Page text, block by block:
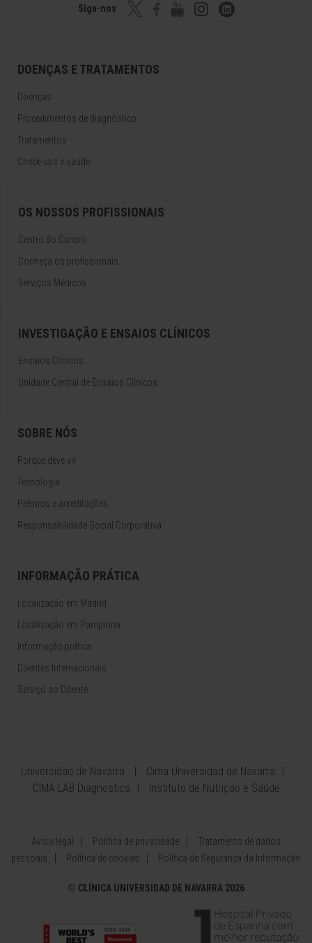
Siga-nos
DOENÇAS E TRATAMENTOS
Doenças
Procedimentos de diagnóstico
Tratamentos
Check-ups e saúde
OS NOSSOS PROFISSIONAIS
Centro do Cancro
Conheça os profissionais
Serviços Médicos
INVESTIGAÇÃO E ENSAIOS CLÍNICOS
Ensaios Clínicos
Unidade Central de Ensaios Clínicos
SOBRE NÓS
Porque deve vir
Tecnologia
Prémios e acreditações
Responsabilidade Social Corporativa
INFORMAÇÃO PRÁTICA
Localização em Madrid
Localização em Pamplona
Informação prática
Doentes Internacionais
Serviço ao Doente
Universidad de Navarra
Cima Universidad de Navarra
CIMA LAB Diagnostics
Instituto de Nutrição e Saúde
Aviso legal Política de privacidade
Tratamento de dados
pessoais
Política de cookies Política de Segurança da Informação
© CLÍNICA UNIVERSIDAD DE NAVARRA 2026